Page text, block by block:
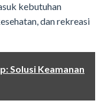
kebutuhan
dan rekreasi
Solusi Keamanan